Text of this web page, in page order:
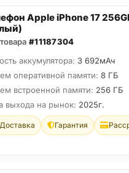
Apple iPhone 17
#11187304
аккумулятора: 3 692мАч
оперативной памяти: 8 ГБ
встроенной памяти: 256 ГБ
выхода на рынок: 2025г.
Доставка Гарантия